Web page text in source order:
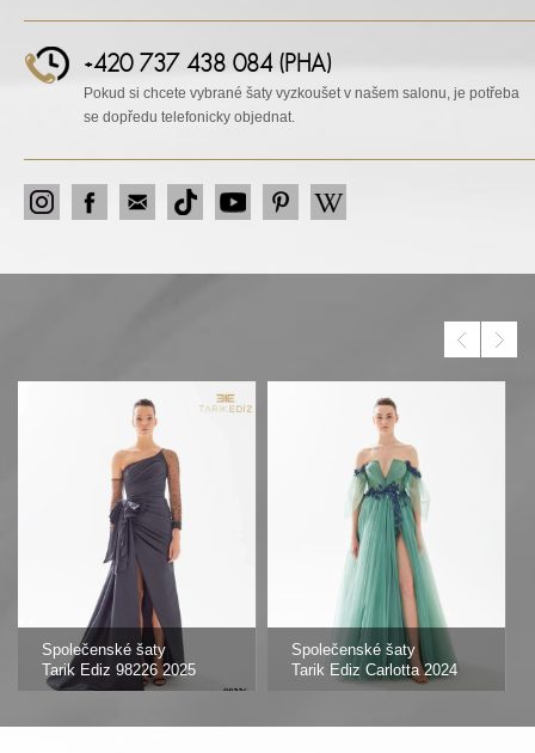
+420 737 438 084 (PHA)
Pokud si chcete vybrané šaty vyzkoušet v našem salonu, je potřeba
se dopředu telefonicky objednat.
Společenské šaty
Tarik Ediz 98226 2025
Společenské šaty
Tarik Ediz Carlotta 2024